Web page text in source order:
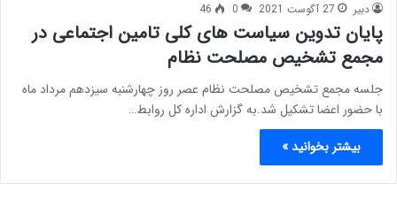
دبیر 27 آگوست 2021 0
46
پایان تدوین سیاست های کلی تامین اجتماعی در
مجمع تشخیص مصلحت نظام
جلسه مجمع تشخیص مصلحت نظام عصر روز چهارشنبه سیزدهم مرداد ماه
با حضور اعضا تشکیل شد.به گزارش اداره کل روابط…
بیشتر بخوانید »